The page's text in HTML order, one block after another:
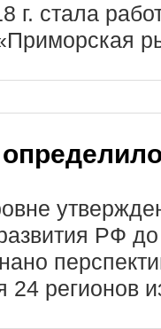
г. стала
РФ
24 регионов